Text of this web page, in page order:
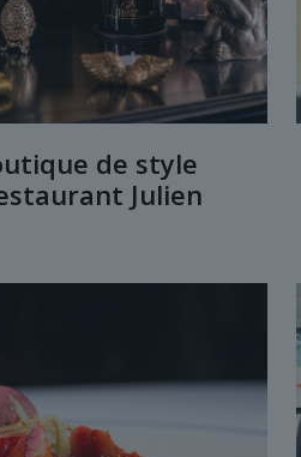
de style
Julien